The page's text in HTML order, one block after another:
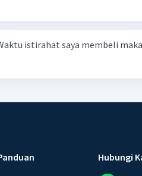
istirahat saya membeli
Hubungi